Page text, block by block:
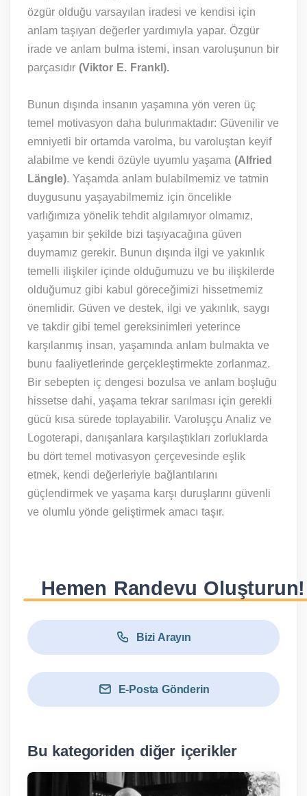
özgür olduğu varsayılan iradesi ve kendisi için
anlam taşıyan değerler yardımıyla yapar. Özgür
irade ve anlam bulma istemi, insan varoluşunun bir
parçasıdır (Viktor E. Frankl).
Bunun dışında insanın yaşamına yön veren üç
temel motivasyon daha bulunmaktadır: Güvenilir ve
emniyetli bir ortamda varolma, bu varoluştan keyif
alabilme ve kendi özüyle uyumlu yaşama (Alfried
Längle). Yaşamda anlam bulabilmemiz ve tatmin
duygusunu yaşayabilmemiz için öncelikle
varlığımıza yönelik tehdit algılamıyor olmamız,
yaşamın bir şekilde bizi taşıyacağına güven
duymamız gerekir. Bunun dışında ilgi ve yakınlık
temelli ilişkiler içinde olduğumuzu ve bu ilişkilerde
olduğumuz gibi kabul göreceğimizi hissetmemiz
önemlidir. Güven ve destek, ilgi ve yakınlık, saygı
ve takdir gibi temel gereksinimleri yeterince
karşılanmış insan, yaşamında anlam bulmakta ve
bunu faaliyetlerinde gerçekleştirmekte zorlanmaz.
Bir sebepten iç dengesi bozulsa ve anlam boşluğu
hissetse dahi, yaşama tekrar sarılması için gerekli
gücü kısa sürede toplayabilir. Varoluşçu Analiz ve
Logoterapi, danışanlara karşılaştıkları zorluklarda
bu dört temel motivasyon çerçevesinde eşlik
etmek, kendi değerleriyle bağlantılarını
güçlendirmek ve yaşama karşı duruşlarını güvenli
ve olumlu yönde geliştirmek amacı taşır.
Hemen Randevu Oluşturun!
Bizi Arayın
E-Posta Gönderin
Bu kategoriden diğer içerikler